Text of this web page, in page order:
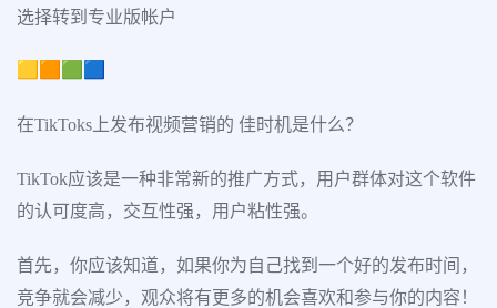
选择转到专业版帐户
🟨🟧🟩🟦
在TikToks上发布视频营销的 佳时机是什么？
TikTok应该是一种非常新的推广方式，用户群体对这个软件
的认可度高，交互性强，用户粘性强。
首先，你应该知道，如果你为自己找到一个好的发布时间，
竞争就会减少，观众将有更多的机会喜欢和参与你的内容！